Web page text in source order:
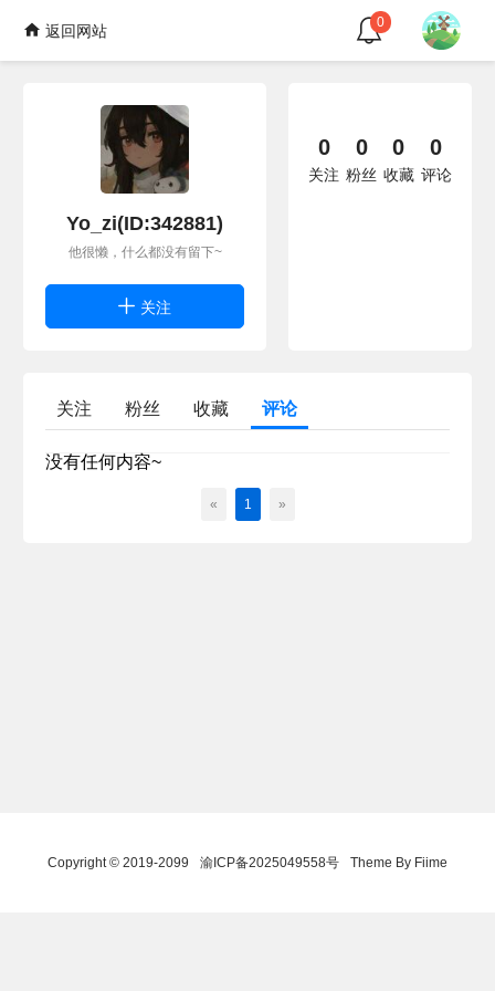
返回网站 0
Yo_zi(ID:342881)
他很懒，什么都没有留下~
关注
0
关注
0
粉丝
0
收藏
0
评论
关注 粉丝 收藏 评论
没有任何内容~
« 1 »
Copyright © 2019-2099 渝ICP备2025049558号 Theme By Fiime